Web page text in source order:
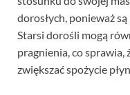
dorosłych, ponieważ
Starsi dorośli mogą
pragnienia, co sprawia,
zwiększać spożycie